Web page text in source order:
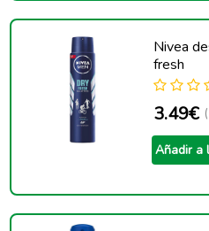
Nivea
fresh
3.49€
Añadir a